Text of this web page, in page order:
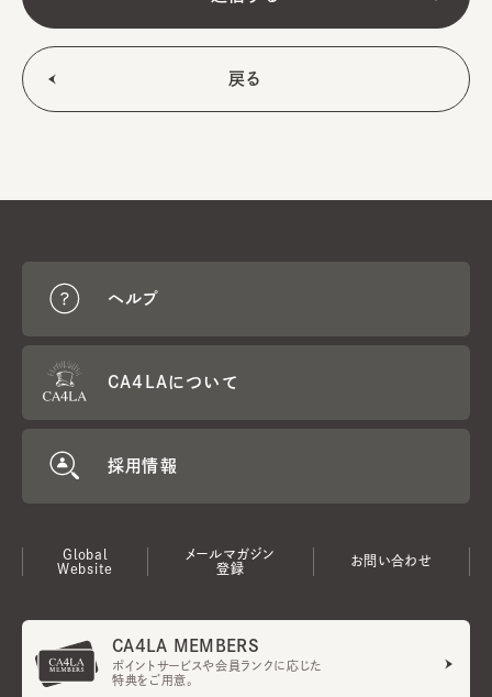
ヘルプ
CA4LAについて
採用情報
Global
Website
メールマガジン
登録
お問い合わせ
CA4LA MEMBERS
ポイントサービスや会員ランクに応じた
特典をご用意。